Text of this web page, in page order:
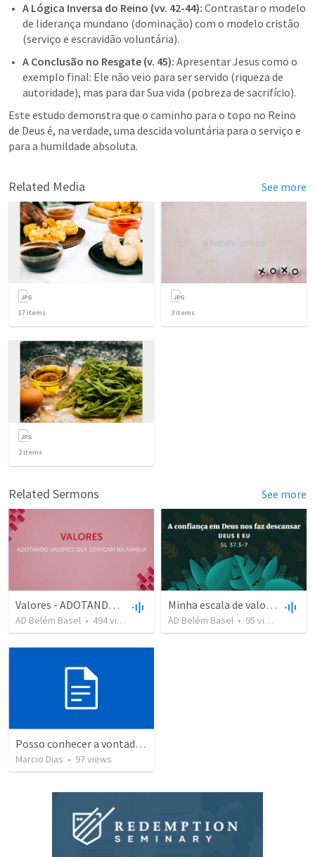
A Lógica Inversa do Reino (vv. 42-44): Contrastar o modelo
de liderança mundano (dominação) com o modelo cristão
(serviço e escravidão voluntária).
A Conclusão no Resgate (v. 45): Apresentar Jesus como o
exemplo final: Ele não veio para ser servido (riqueza de
autoridade), mas para dar Sua vida (pobreza de sacrifício).
Este estudo demonstra que o caminho para o topo no Reino
de Deus é, na verdade, uma descida voluntária para o serviço e
Related Media See more
17 items 3 items
2items
Related Sermons See more
Valores - ADOTANDO VALORES QUE EDIFICAM NA FAMÍLIA
AD Belém Basel • 494views
Minha escala de valores
AD Belém Basel • 95 views
Posso conhecer a vontade de Deus?
Marcio Dias • 97views